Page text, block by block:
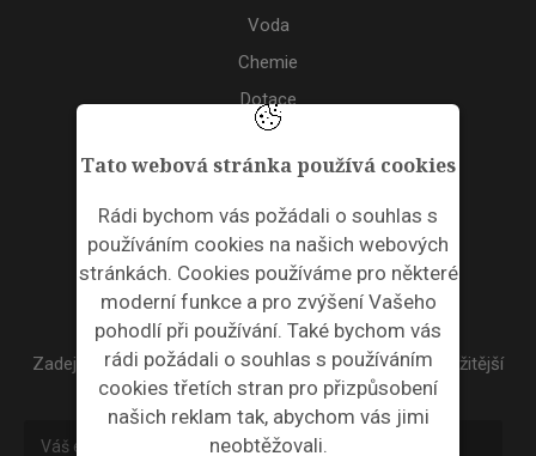
Tato webová stránka používá cookies
Rádi bychom vás požádali o souhlas s
používáním cookies na našich webových
stránkách. Cookies používáme pro některé
moderní funkce a pro zvýšení Vašeho
pohodlí při používání. Také bychom vás
rádi požádali o souhlas s používáním
cookies třetích stran pro přizpůsobení
našich reklam tak, abychom vás jimi
neobtěžovali.
Voda
Chemie
Dotace
Akce
ODPADNÍ PLASTY
NEWSLETTER
Zadejte váš email a my Vám budeme zasílat ty nejdůležitější
informace, maximálně 1x týdně.